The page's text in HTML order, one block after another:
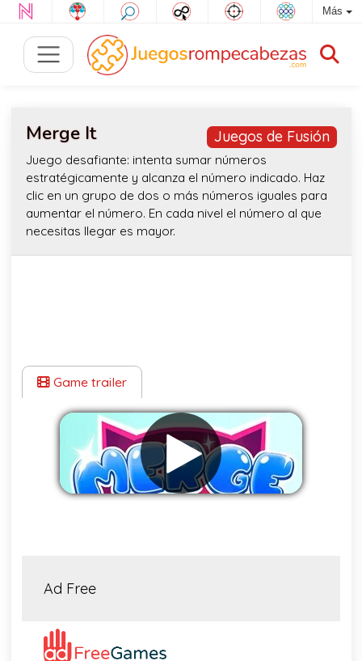
Más
Juegos de Fusión
Merge It
Juego desafiante: intenta sumar números
estratégicamente y alcanza el número indicado. Haz
clic en un grupo de dos o más números iguales para
aumentar el número. En cada nivel el número al que
necesitas llegar es mayor.
Game trailer
Ad Free